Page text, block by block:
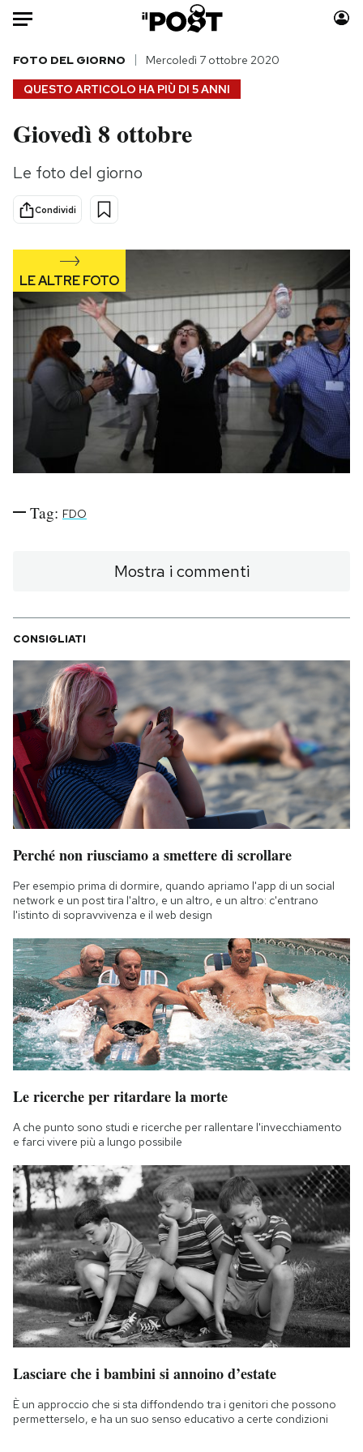
Auto
HOME
Italia
Politica
Tecnologia
Scienza
Cultura
Economia
Sport
Media
Altrecose
Mondiali calcio 2026
PODCAST
NEWSLETTER
AREA PERSONALE
Area Personale
Newsletter
Notifiche mobile
Regala il Post
Hai bisogno di aiuto?
Esci
QUESTO ARTICOLO HA PIÙ DI 5 ANNI
FOTO DEL GIORNO Mercoledì 7 ottobre 2020
Giovedì 8 ottobre
Le foto del giorno
Condividi
Tag: FDO
Mostra i commenti
CONSIGLIATI
Perché non riusciamo a smettere di scrollare
Per esempio prima di dormire, quando apriamo l'app di un social
network e un post tira l'altro, e un altro, e un altro: c'entrano
l'istinto di sopravvivenza e il web design
Le ricerche per ritardare la morte
A che punto sono studi e ricerche per rallentare l'invecchiamento
e farci vivere più a lungo possibile
Lasciare che i bambini si annoino d’estate
È un approccio che si sta diffondendo tra i genitori che possono
permetterselo, e ha un suo senso educativo a certe condizioni